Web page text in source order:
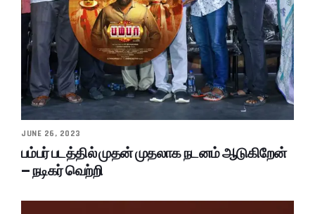
JUNE 26, 2023
பம்பர் படத்தில் முதன் முதலாக நடனம் ஆடுகிறேன்
– நடிகர் வெற்றி